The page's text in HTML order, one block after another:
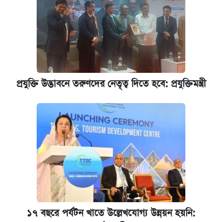
রাষ্ট্রবিরোধী কর্মকাণ্ড: ঢাবির কয়েকজন শিক্ষকের
বিরুদ্ধে ব্যবস্থা
আজকের বাজারে স্বর্ণের দাম (৬ আগস্ট)
আবেদন শুরু
প্রযুক্তি উদ্ভাবনে তরুণদের নেতৃত্ব দিতে হবে: প্রযুক্তিমন্ত্রী
১৭ বছরে পর্যটন খাতে উল্লেখযোগ্য উন্নয়ন হয়নি: